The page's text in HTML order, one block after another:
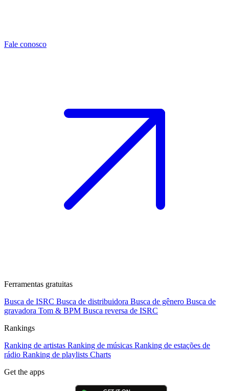
Fale conosco
Ferramentas gratuitas
Busca de ISRC Busca de distribuidora Busca de gênero Busca de
gravadora Tom & BPM Busca reversa de ISRC
Rankings
Ranking de artistas Ranking de músicas Ranking de estações de
rádio Ranking de playlists Charts
Get the apps